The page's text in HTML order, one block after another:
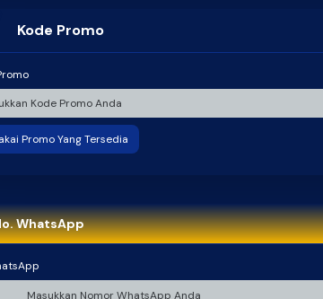
BANK BSI
Kode Promo
Promo Yang Tersedia
WhatsApp